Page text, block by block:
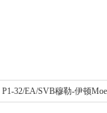
P1-32/EA/SVB穆勒-伊顿